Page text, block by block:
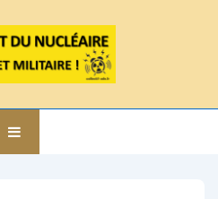
Navigation